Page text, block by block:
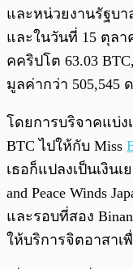
และหน่วยงานรัฐบา
และในวันที่ 15 ตุล
คคริปโต 63.03
มูลค่ากว่า 505,545
โดยการบริจาคแบ่ง
BTC ไปให้กับ Miss
เธอก็แปลงเป็นเงินเ
and Peace Winds
และรอบที่สอง
ให้บริการจิตอาสาเ